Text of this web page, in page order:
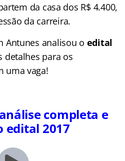
da casa dos R$ 4.400,
da carreira.
Antunes analisou o edital
detalhes para os
uma vaga!
completa e
edital 2017